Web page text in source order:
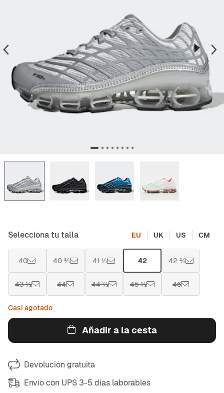
Selecciona tu talla EU UK US CM
40 40 ⅔ 41 ⅓ 42 42 ⅔
43 ⅓ 44 44 ⅔ 45 ⅓ 46
Casi agotado
Añadir a la cesta
Devolución gratuita
Envío con UPS 3-5 días laborables